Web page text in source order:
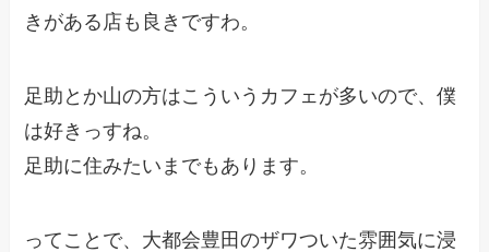
きがある店も良きですわ。
足助とか山の方はこういうカフェが多いので、僕
は好きっすね。
足助に住みたいまでもあります。
ってことで、大都会豊田のザワついた雰囲気に浸